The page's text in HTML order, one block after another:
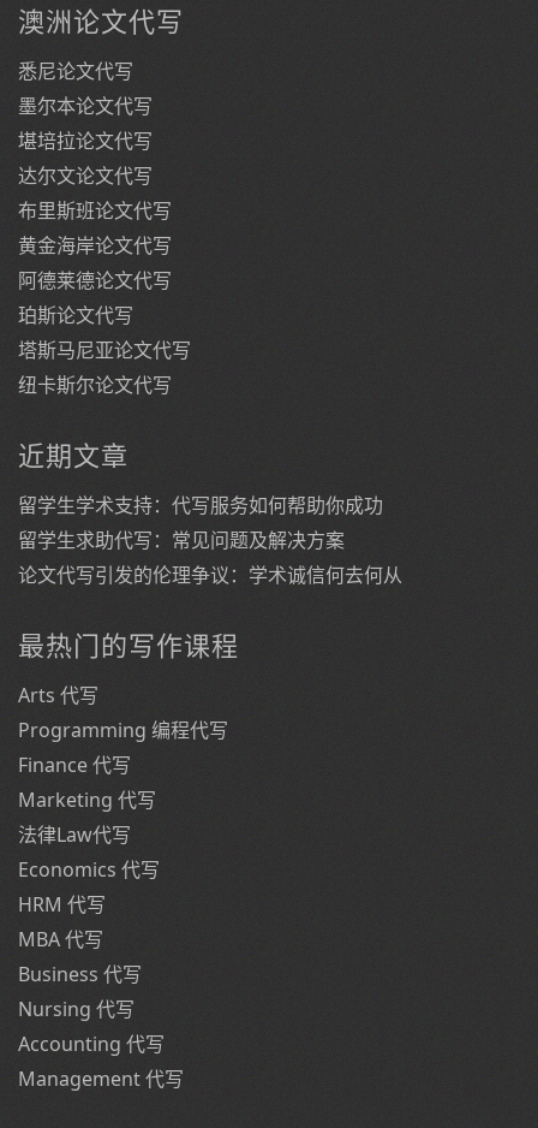
澳洲论文代写
悉尼论文代写
墨尔本论文代写
堪培拉论文代写
达尔文论文代写
布里斯班论文代写
黄金海岸论文代写
阿德莱德论文代写
珀斯论文代写
塔斯马尼亚论文代写
纽卡斯尔论文代写
近期文章
留学生学术支持：代写服务如何帮助你成功
留学生求助代写：常见问题及解决方案
论文代写引发的伦理争议：学术诚信何去何从
最热门的写作课程
Arts 代写
Programming 编程代写
Finance 代写
Marketing 代写
法律Law代写
Economics 代写
HRM 代写
MBA 代写
Business 代写
Nursing 代写
Accounting 代写
Management 代写